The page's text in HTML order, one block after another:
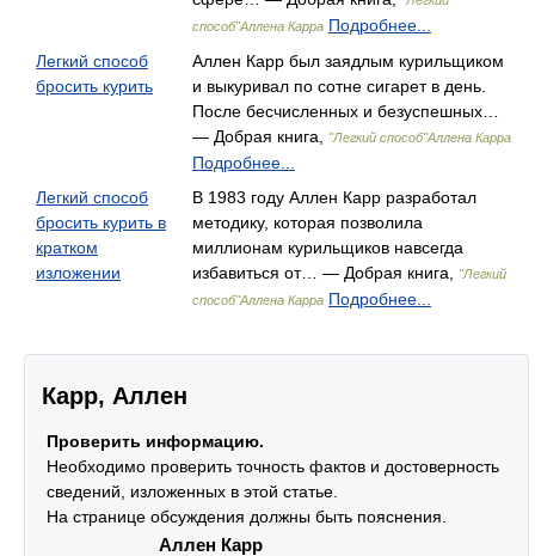
способ"Аллена Карра Подробнее...
Легкий способ
бросить курить
Аллен Карр был заядлым курильщиком
и выкуривал по сотне сигарет в день.
После бесчисленных и безуспешных…
— Добрая книга,
"Легкий способ"Аллена Карра
Подробнее...
Легкий способ
бросить курить в
кратком
изложении
В 1983 году Аллен Карр разработал
методику, которая позволила
миллионам курильщиков навсегда
избавиться от… — Добрая книга,
"Легкий
способ"Аллена Карра Подробнее...
Карр, Аллен
Проверить информацию.
Необходимо проверить точность фактов и достоверность
сведений, изложенных в этой статье.
На странице обсуждения должны быть пояснения.
Аллен Карр